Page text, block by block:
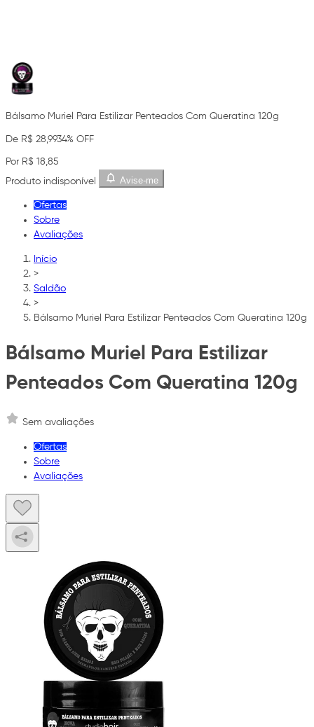
Bálsamo Muriel Para Estilizar Penteados Com Queratina 120g
De R$ 28,9934% OFF
Por R$ 18,85
Produto indisponível
Avise-me
Ofertas
Sobre
Avaliações
Início
>
Saldão
>
Bálsamo Muriel Para Estilizar Penteados Com Queratina 120g
Bálsamo Muriel Para Estilizar
Penteados Com Queratina 120g
Sem avaliações
Ofertas
Sobre
Avaliações